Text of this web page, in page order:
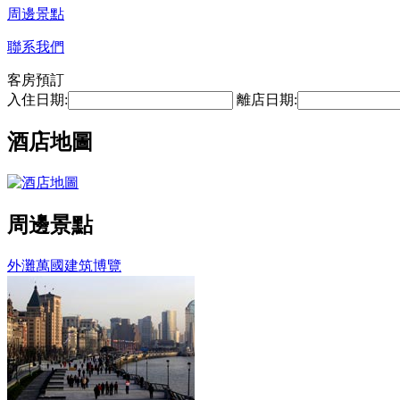
周邊景點
聯系我們
客房預訂
入住日期:
離店日期:
酒店地圖
周邊景點
外灘萬國建筑博覽